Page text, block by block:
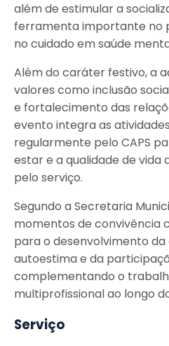
além de estimular a
ferramenta importante no
no cuidado em saúde
Além do caráter festivo, a
valores como inclusão
e fortalecimento das
evento integra as
regularmente pelo CAPS
estar e a qualidade de vida
pelo serviço.
Segundo a Secretaria
momentos de convivência
para o desenvolvimento da
autoestima e da
complementando o
multiprofissional ao longo
Serviço